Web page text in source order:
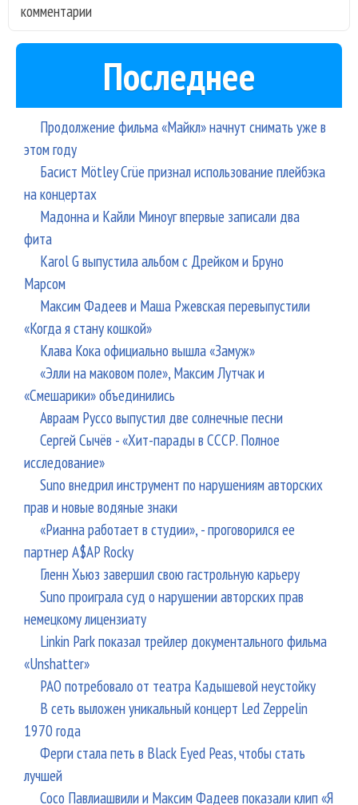
комментарии
Последнее
Продолжение фильма «Майкл» начнут снимать уже в
этом году
Басист Mötley Crüe признал использование плейбэка
на концертах
Мадонна и Кайли Миноуг впервые записали два
фита
Karol G выпустила альбом с Дрейком и Бруно
Марсом
Максим Фадеев и Маша Ржевская перевыпустили
«Когда я стану кошкой»
Клава Кока официально вышла «Замуж»
«Элли на маковом поле», Максим Лутчак и
«Смешарики» объединились
Авраам Руссо выпустил две солнечные песни
Сергей Сычёв - «Хит-парады в СССР. Полное
исследование»
Suno внедрил инструмент по нарушениям авторских
прав и новые водяные знаки
«Рианна работает в студии», - проговорился ее
партнер A$AP Rocky
Гленн Хьюз завершил свою гастрольную карьеру
Suno проиграла суд о нарушении авторских прав
немецкому лицензиату
Linkin Park показал трейлер документального фильма
«Unshatter»
РАО потребовало от театра Кадышевой неустойку
В сеть выложен уникальный концерт Led Zeppelin
1970 года
Ферги стала петь в Black Eyed Peas, чтобы стать
лучшей
Сосо Павлиашвили и Максим Фадеев показали клип «Я